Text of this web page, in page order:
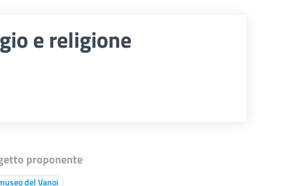
e religione
proponente
del Vanoi